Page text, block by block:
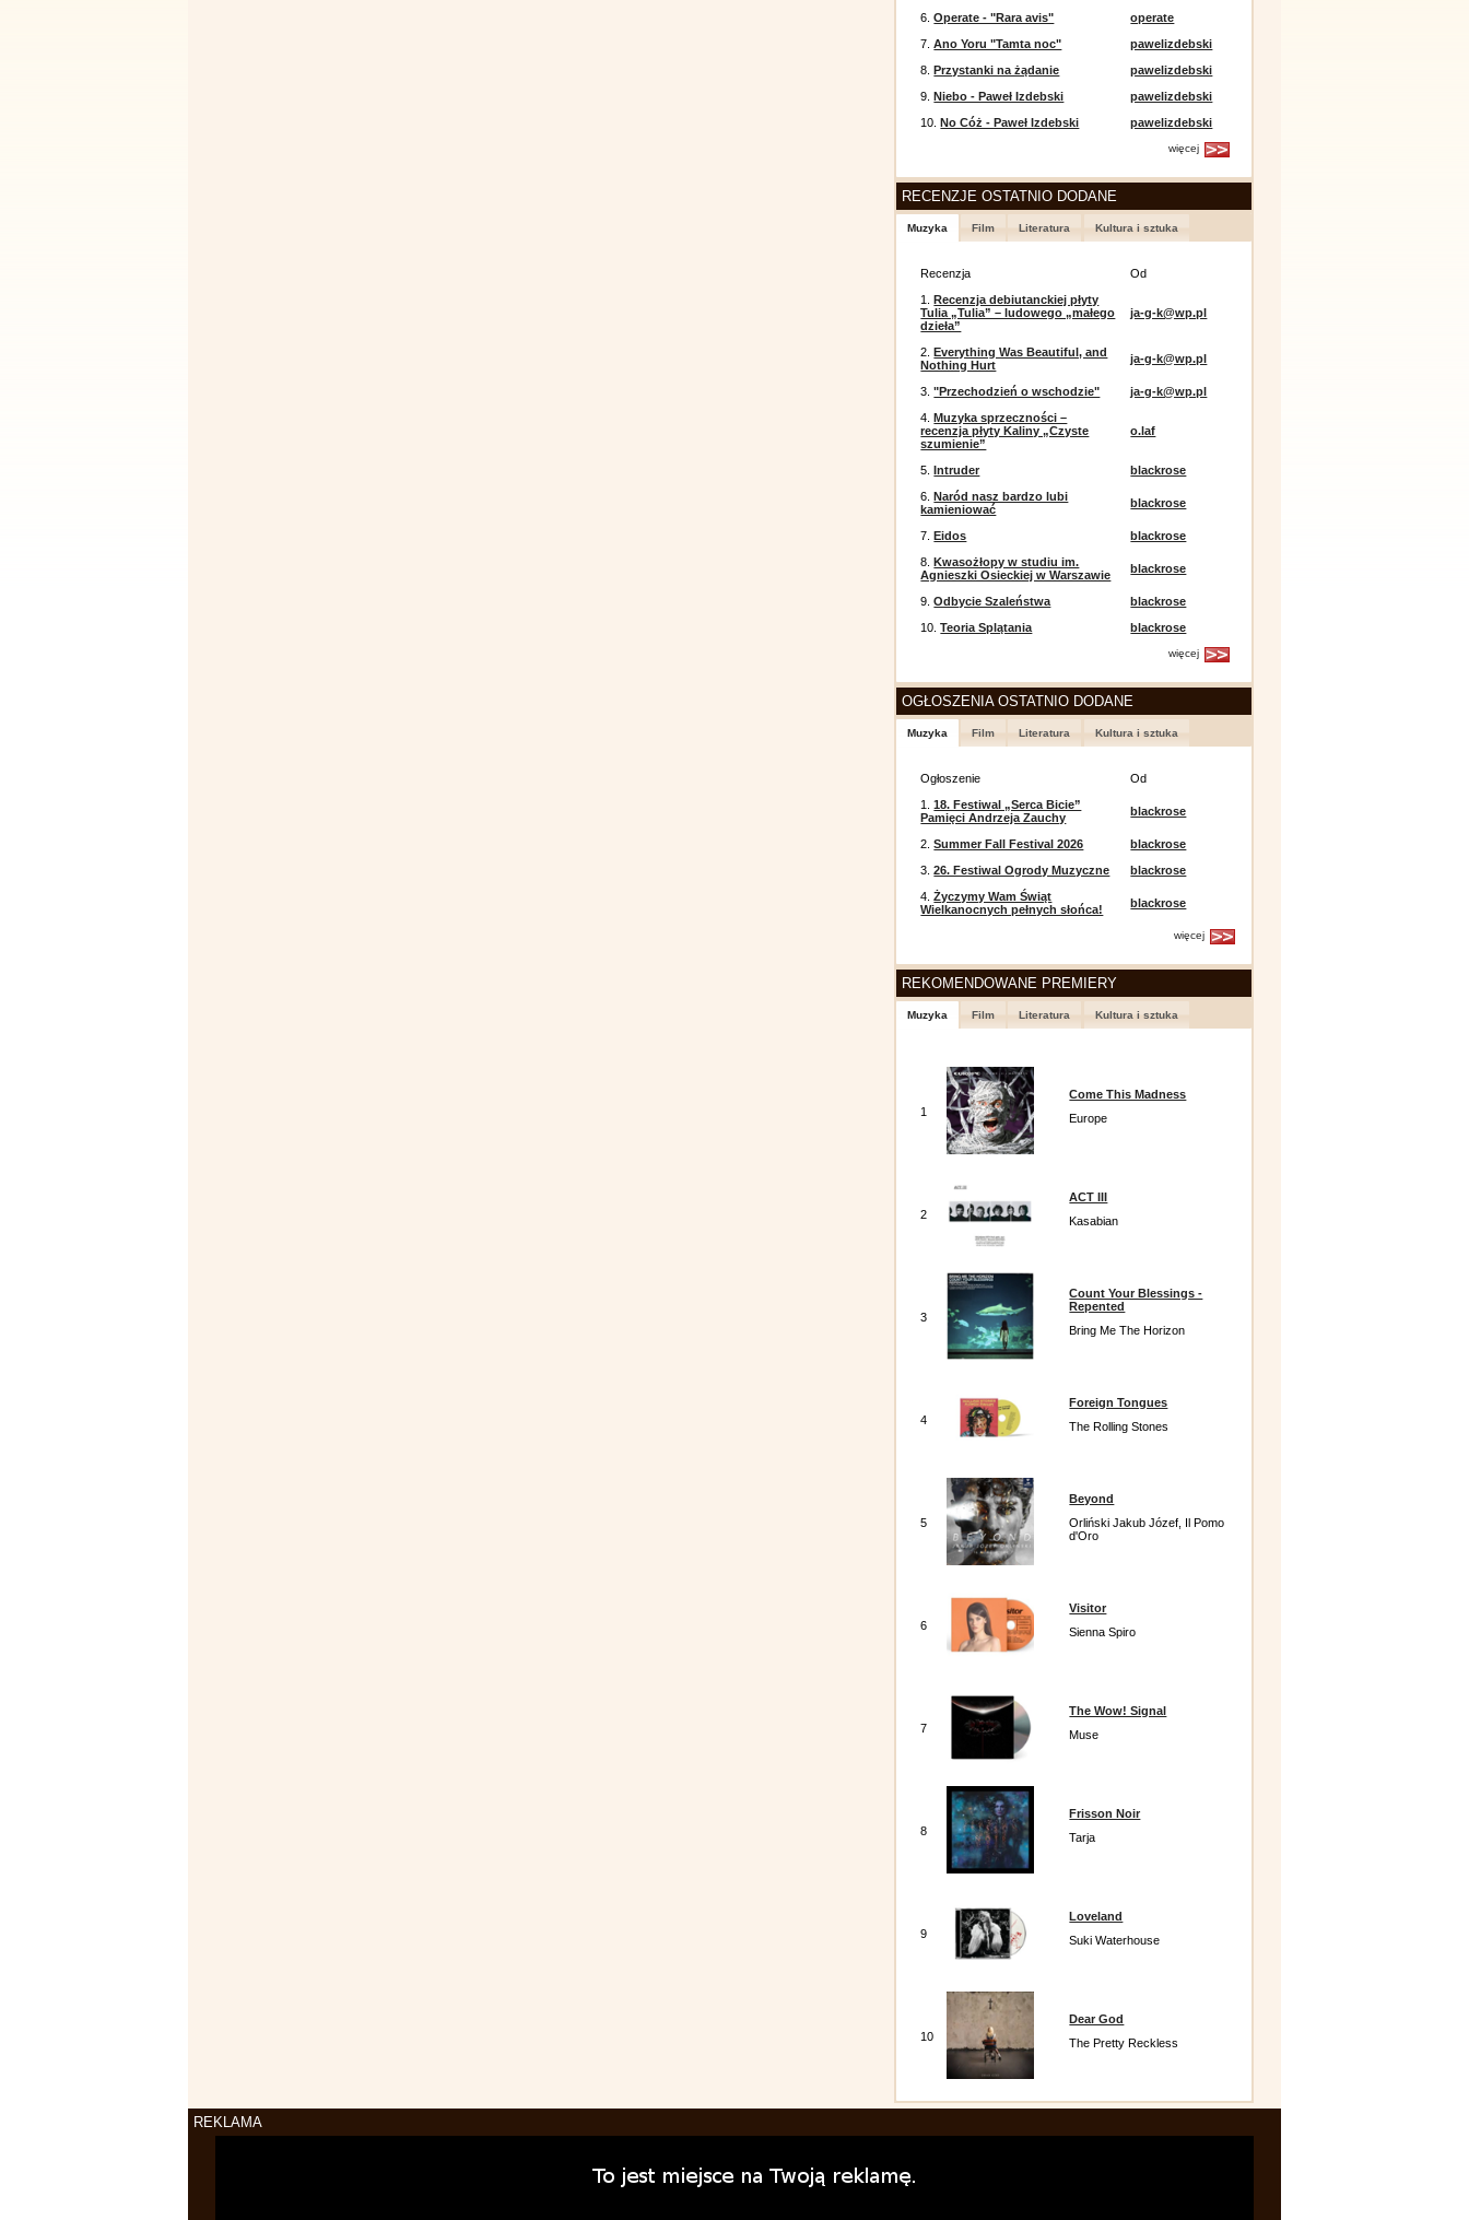
6.Operate - "Rara avis"
operate
7.Ano Yoru "Tamta noc"
pawelizdebski
8.Przystanki na żądanie
pawelizdebski
9.Niebo - Paweł Izdebski
pawelizdebski
10.No Cóż - Paweł Izdebski pawelizdebski
więcej
RECENZJE OSTATNIO DODANE
Muzyka Film Literatura Kultura i sztuka
Recenzja
Od
1.Recenzja debiutanckiej płyty
Tulia „Tulia” – ludowego „małego
dzieła”
ja-g-k@wp.pl
2.Everything Was Beautiful, and
Nothing Hurt
ja-g-k@wp.pl
3."Przechodzień o wschodzie"
ja-g-k@wp.pl
4.Muzyka sprzeczności –
recenzja płyty Kaliny „Czyste
szumienie”
o.laf
5.Intruder
blackrose
6.Naród nasz bardzo lubi
kamieniować
blackrose
7.Eidos
blackrose
8.Kwasożłopy w studiu im.
Agnieszki Osieckiej w Warszawie
blackrose
9.Odbycie Szaleństwa
blackrose
10.Teoria Splątania blackrose
więcej
OGŁOSZENIA OSTATNIO DODANE
Muzyka Film Literatura Kultura i sztuka
Ogłoszenie
Od
1.18. Festiwal „Serca Bicie”
Pamięci Andrzeja Zauchy
blackrose
2.Summer Fall Festival 2026
blackrose
3.26. Festiwal Ogrody Muzyczne
blackrose
4.Życzymy Wam Świąt
Wielkanocnych pełnych słońca!
blackrose
więcej
REKOMENDOWANE PREMIERY
Muzyka Film Literatura Kultura i sztuka
1
Come This Madness
Europe
2
ACT III
Kasabian
3
Count Your Blessings -
Repented
Bring Me The Horizon
4
Foreign Tongues
The Rolling Stones
5
Beyond
Orliński Jakub Józef, Il Pomo
d'Oro
6
Visitor
Sienna Spiro
7
The Wow! Signal
Muse
8
Frisson Noir
Tarja
9
Loveland
Suki Waterhouse
10
Dear God
The Pretty Reckless
REKLAMA